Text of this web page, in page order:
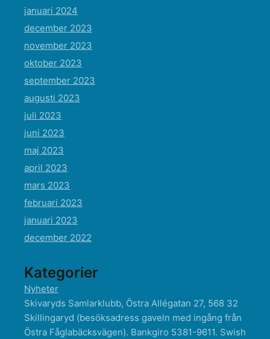
januari 2024
december 2023
november 2023
oktober 2023
september 2023
augusti 2023
juli 2023
juni 2023
maj 2023
april 2023
mars 2023
februari 2023
januari 2023
december 2022
Kategorier
Nyheter
Skivaryds Samlarklubb, Östra Allégatan 27, 568 32
Skillingaryd (besöksadress gaveln med ingång från
Östra Fåglabäcksvägen). Bankgiro 5381-9611. Swish